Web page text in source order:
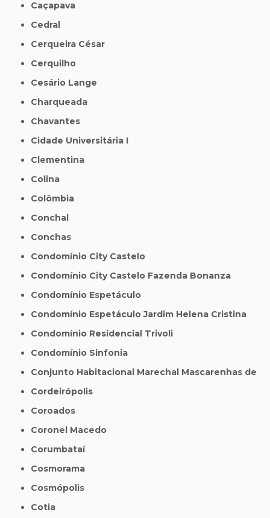
Caçapava
Cedral
Cerqueira César
Cerquilho
Cesário Lange
Charqueada
Chavantes
Cidade Universitária I
Clementina
Colina
Colômbia
Conchal
Conchas
Condomínio City Castelo
Condomínio City Castelo Fazenda Bonanza
Condomínio Espetáculo
Condomínio Espetáculo Jardim Helena Cristina
Condomínio Residencial Trivoli
Condomínio Sinfonia
Conjunto Habitacional Marechal Mascarenhas de
Cordeirópolis
Coroados
Coronel Macedo
Corumbataí
Cosmorama
Cosmópolis
Cotia